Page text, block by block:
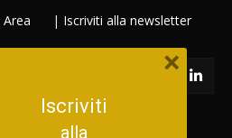
| Iscriviti alla newsletter
Iscriviti
alla
×